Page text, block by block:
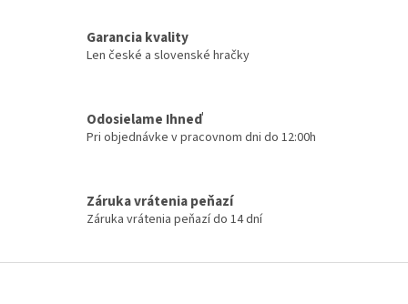
v
v
p
u
Garancia kvality
Len české a slovenské hračky
Odosielame Ihneď
Pri objednávke v pracovnom dni do 12:00h
Záruka vrátenia peňazí
Záruka vrátenia peňazí do 14 dní